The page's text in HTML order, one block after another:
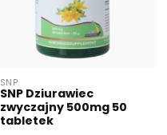
SNP
SNP Dziurawiec
zwyczajny 500mg 50
tabletek